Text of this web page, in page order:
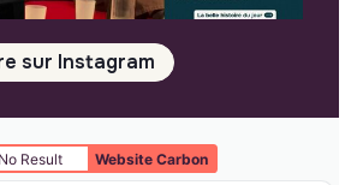
sur Instagram
No Result Website Carbon